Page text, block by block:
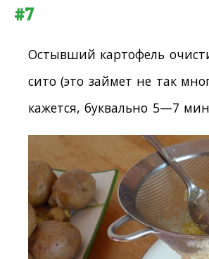
#7
Остывший картофель
сито (это займет не так
кажется, буквально 5—7